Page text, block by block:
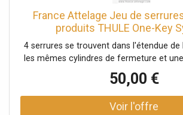
France Attelage Jeu de
produits THULE One-Key
4 serrures se trouvent dans l'étendue de
les mêmes cylindres de fermeture et
50,00 €